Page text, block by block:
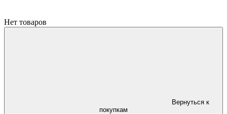
Нет товаров
Вернуться к
покупкам